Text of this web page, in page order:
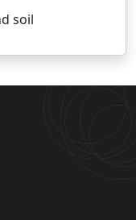
soil